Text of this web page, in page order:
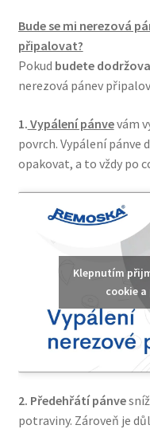
Bude se mi nerezová
připalovat?
Pokud budete
nerezová pánev
1. Vypálení pánvevám
povrch. Vypálení pánve
opakovat, a to vždy po
Klepnutím
cookie
2. Předehřátí pánve
potraviny. Zároveň je